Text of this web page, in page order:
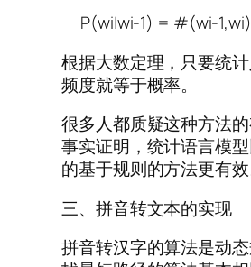
P(wi|wi-1) = #(wi-
根据大数定理，只要统
频度就等于概率。
很多人都质疑这种方法
事实证明，统计语言模
的基于规则的方法更有效
三、拼音转文本的实现
拼音转汉字的算法是动